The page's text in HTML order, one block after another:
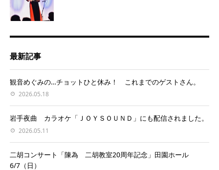
最新記事
観音めぐみの…チョットひと休み！ これまでのゲストさん。
2026.05.18
岩手夜曲 カラオケ「ＪＯＹＳＯＵＮＤ」にも配信されました。
2026.05.11
二胡コンサート「陳為 二胡教室20周年記念」田園ホール
6/7（日）